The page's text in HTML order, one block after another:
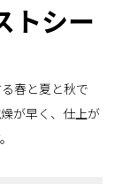
トシー
春と夏と秋で
が早く、仕上が